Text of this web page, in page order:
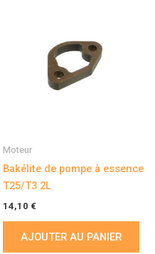
Moteur
Bakélite de pompe à essence
T25/T3 2L
14,10 €
AJOUTER AU PANIER